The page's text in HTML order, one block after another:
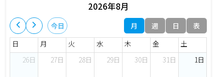
今日
2026年8月
月 週 日
表
日
月 火 水 木 金
土
26日
27日 28日 29日 30日 31日 1日